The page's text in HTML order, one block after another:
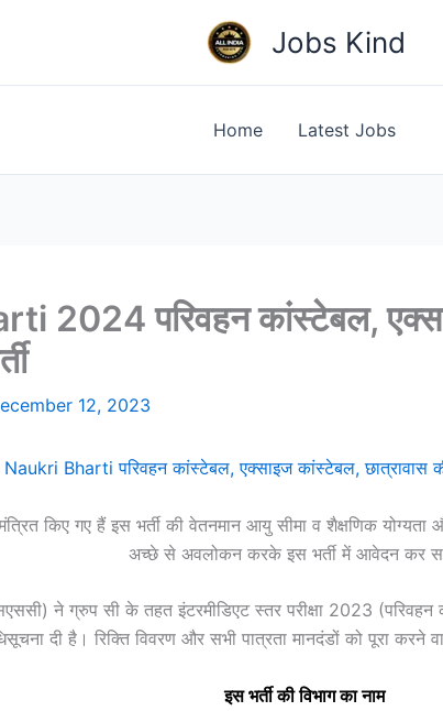
Jobs Kind
Home Latest Jobs
2024 परिवहन कांस्टेबल,
12, 2023
Bharti परिवहन कांस्टेबल, एक्साइज कांस्टेबल, छात्रावास
किए गए हैं इस भर्ती की वेतनमान आयु सीमा व शैक्षणिक
अच्छे से अवलोकन करके इस भर्ती में आवेदन कर
ने ग्रुप सी के तहत इंटरमीडिएट स्तर परीक्षा 2023
दी है। रिक्ति विवरण और सभी पात्रता मानदंडों को पूरा
इस भर्ती की विभाग का नाम